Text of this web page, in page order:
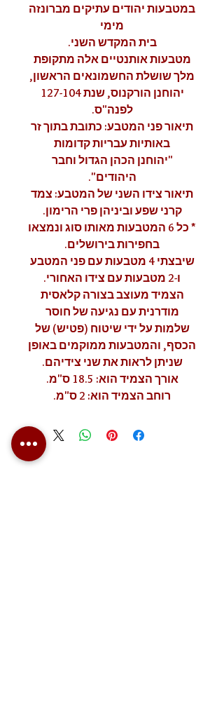
במטבעות יהודים עתיקים מברונזה
מימי
בית המקדש השני.
מטבעות אותנטיים אלה מתקופת
מלך שושלת החשמונאים הראשון,
יהוחנן הורקנוס, שנת 127-104
לפנה"ס.
תיאור פני המטבע: כתובת בתוך זר
באותיות עבריות קדומות
"יהוחנן הכהן הגדול וחבר
היהודים".
תיאור צידו השני של המטבע: צמד
קרני שפע וביניהן פרי הרימון.
* כל 6 המטבעות מאותו סוג ונמצאו
בחפירות בירושלים.
שיבצתי 4 מטבעות עם פני המטבע
ו-2 מטבעות עם צידו האחורי.
הצמיד מעוצב בצורה קלאסית
מודרנית עם נגיעה של חוסר
שלמות על ידי שיטוח (פטיש) של
הכסף, והמטבעות ממוקמים באופן
שניתן לראות את שני צידיהם.
אורך הצמיד הוא: 18.5 ס"מ.
רוחב הצמיד הוא: 2 ס"מ.